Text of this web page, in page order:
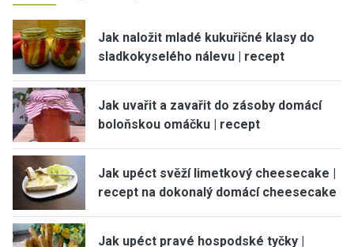
Jak naložit mladé kukuřičné klasy do
sladkokyselého nálevu | recept
Jak uvařit a zavařit do zásoby domácí
boloňskou omáčku | recept
Jak upéct svěží limetkový cheesecake |
recept na dokonalý domácí cheesecake
Jak upéct pravé hospodské tyčky |